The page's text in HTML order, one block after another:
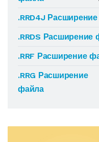
.RRD4J
.RRDS Расширение
.RRF Расширение
.RRG Расширение
файла